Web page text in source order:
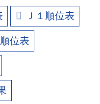
Ｊ１順位表
位表